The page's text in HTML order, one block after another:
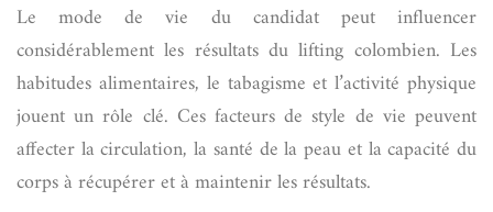
Le mode de vie du candidat peut influencer
considérablement les résultats du lifting colombien. Les
habitudes alimentaires, le tabagisme et l’activité physique
jouent un rôle clé. Ces facteurs de style de vie peuvent
affecter la circulation, la santé de la peau et la capacité du
corps à récupérer et à maintenir les résultats.